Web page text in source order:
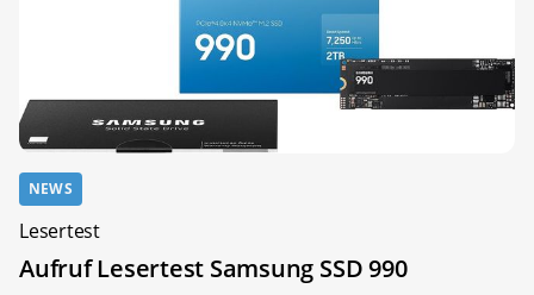
NEWS
Lesertest
Aufruf Lesertest Samsung SSD 990